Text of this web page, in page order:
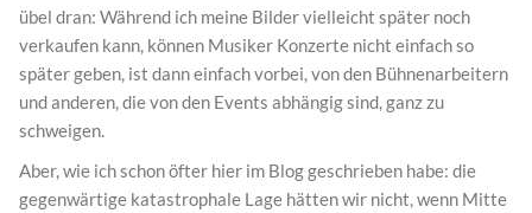
übel dran: Während ich meine Bilder vielleicht später noch
verkaufen kann, können Musiker Konzerte nicht einfach so
später geben, ist dann einfach vorbei, von den Bühnenarbeitern
und anderen, die von den Events abhängig sind, ganz zu
schweigen.
Aber, wie ich schon öfter hier im Blog geschrieben habe: die
gegenwärtige katastrophale Lage hätten wir nicht, wenn Mitte